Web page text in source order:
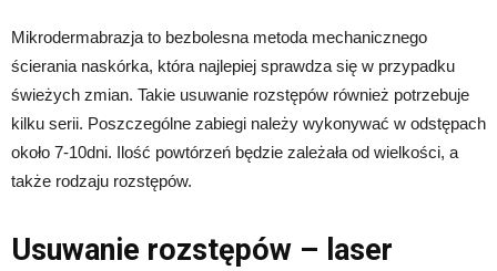
Mikrodermabrazja to bezbolesna metoda mechanicznego
ścierania naskórka, która najlepiej sprawdza się w przypadku
świeżych zmian. Takie usuwanie rozstępów również potrzebuje
kilku serii. Poszczególne zabiegi należy wykonywać w odstępach
około 7-10dni. Ilość powtórzeń będzie zależała od wielkości, a
także rodzaju rozstępów.
Usuwanie rozstępów – laser